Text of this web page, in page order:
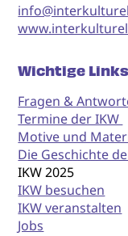
Wichtige Links
Fragen &
Termine der IKW
Motive und
Die Geschichte
IKW 2025
IKW besuchen
IKW veranstalten
Jobs